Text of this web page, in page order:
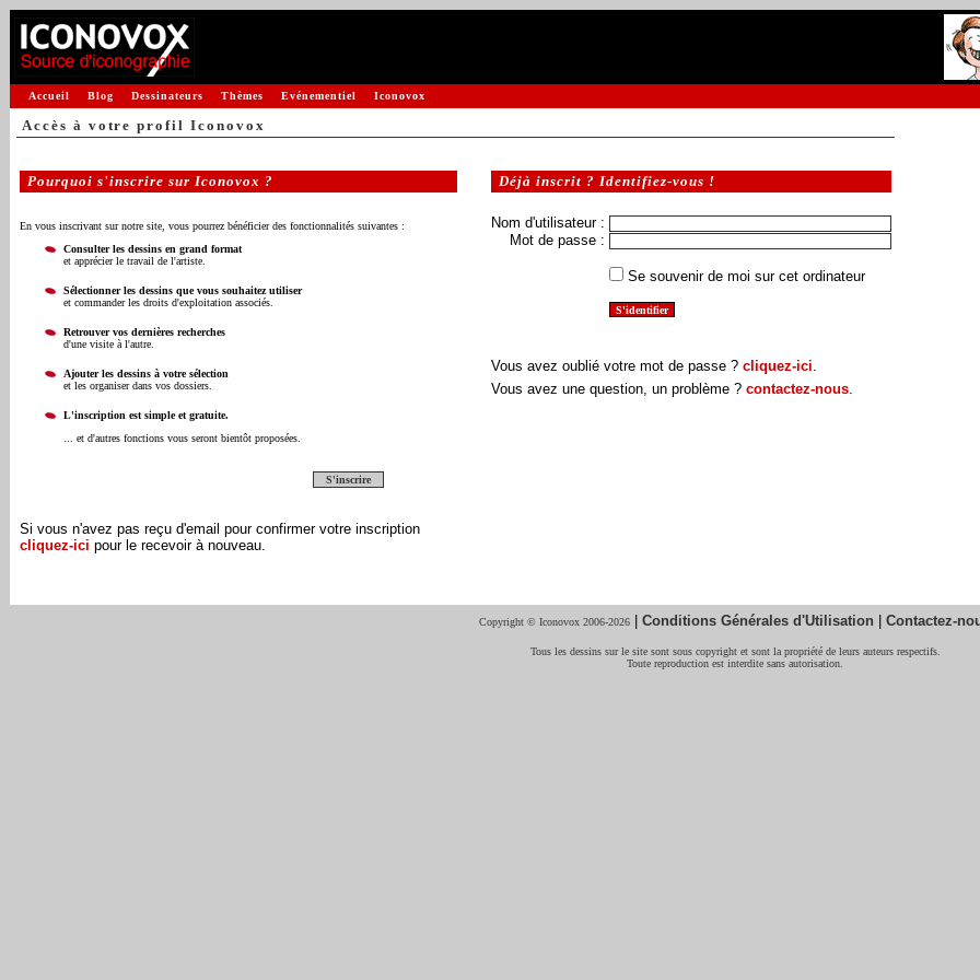
Accueil Blog Dessinateurs Thèmes Evénementiel Iconovox
Accès à votre profil Iconovox
Pourquoi s'inscrire sur Iconovox ? Déjà inscrit ? Identifiez-vous !
En vous inscrivant sur notre site, vous pourrez bénéficier des fonctionnalités suivantes :
Consulter les dessins en grand format
et apprécier le travail de l'artiste.
Sélectionner les dessins que vous souhaitez utiliser
et commander les droits d'exploitation associés.
Retrouver vos dernières recherches
d'une visite à l'autre.
Ajouter les dessins à votre sélection
et les organiser dans vos dossiers.
L'inscription est simple et gratuite.
... et d'autres fonctions vous seront bientôt proposées.
S'inscrire
Si vous n'avez pas reçu d'email pour confirmer votre inscription
cliquez-ici pour le recevoir à nouveau.
Nom d'utilisateur :
Mot de passe :
Se souvenir de moi sur cet ordinateur
Vous avez oublié votre mot de passe ? cliquez-ici
Vous avez une question, un problème ? contactez-nous.
Copyright © Iconovox 2006-2026 | Conditions Générales d'Utilisation | Contactez-
Tous les dessins sur le site sont sous copyright et sont la propriété de leurs auteurs respectifs.
Toute reproduction est interdite sans autorisation.